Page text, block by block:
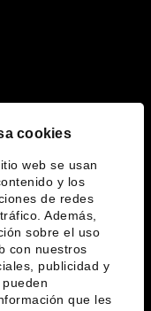
cookies
web se usan
y los
de redes
Además,
sobre el uso
con nuestros
publicidad y
que les